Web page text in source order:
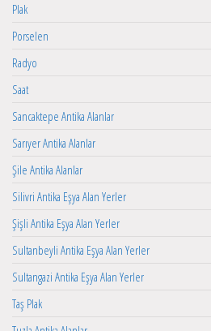
Plak
Porselen
Radyo
Saat
Sancaktepe Antika Alanlar
Sarıyer Antika Alanlar
Şile Antika Alanlar
Silivri Antika Eşya Alan Yerler
Şişli Antika Eşya Alan Yerler
Sultanbeyli Antika Eşya Alan Yerler
Sultangazi Antika Eşya Alan Yerler
Taş Plak